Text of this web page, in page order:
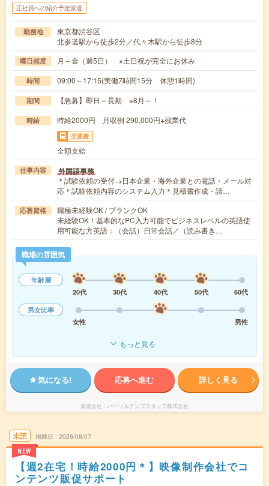
正社員への紹介予定派遣
勤務地
東京都渋谷区
北参道駅から徒歩2分／代々木駅から徒歩8分
曜日頻度 月～金（週5日） ※土日祝が完全にお休み
時間 09:00～17:15(実働7時間15分 休憩1時間)
期間 【急募】即日～長期 ※8月～！
時給 時給2000円 月収例 290,000円+残業代
交通費
全額支給
仕事内容 外国語事務
＊試験依頼の受付→日本企業・海外企業との電話・メール対
応＊試験依頼内容のシステム入力＊見積書作成・請…
応募資格
職種未経験OK / ブランクOK
未経験OK！基本的なPC入力可能でビジネスレベルの英語使
用可能な方英語：（会話）日常会話／（読み書き…
職場の雰囲気
年齢層
20代
30代 40代 50代
60代
男女比率
女性
男性
もっと見る
気になる! 応募へ進む 詳しく見る
派遣会社 パーソルテンプスタッフ株式会社
未読
NEW
掲載日 2026/08/07
【週2在宅！時給2000円＊】映像制作会社でコ
ンテンツ販促サポート